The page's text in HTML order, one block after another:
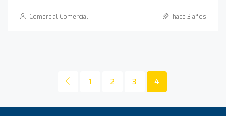
Comercial Comercial hace 3 años
1 2 3 4